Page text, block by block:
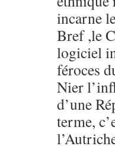
incarne
Bref ,le
logiciel
féroces
Nier
d’une
terme,